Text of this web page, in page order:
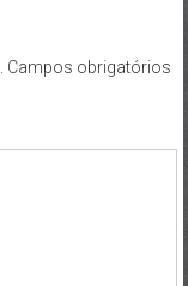
Campos obrigatórios